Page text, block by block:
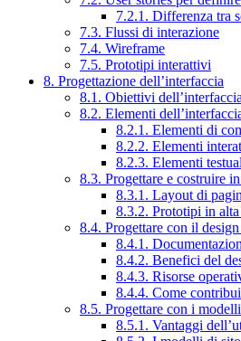
7.2.1. Differenza tra
7.3. Flussi di interazione
7.4. Wireframe
7.5. Prototipi interattivi
8. Progettazione dell’interfaccia
8.1. Obiettivi dell’interfaccia
8.2. Elementi
8.2.1. Elementi di
8.2.2. Elementi
8.2.3. Elementi
8.3. Progettare e costruire
8.3.1. Layout di
8.3.2. Prototipi in alta
8.4. Progettare con il
8.4.1.
8.4.2. Benefici del
8.4.3. Risorse
8.4.4. Come
8.5. Progettare con i
8.5.1. Vantaggi